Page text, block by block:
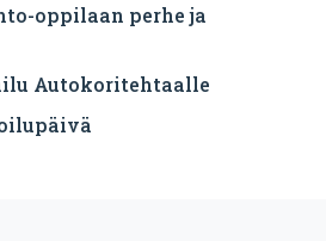
oppilaan perhe ja
Autokoritehtaalle